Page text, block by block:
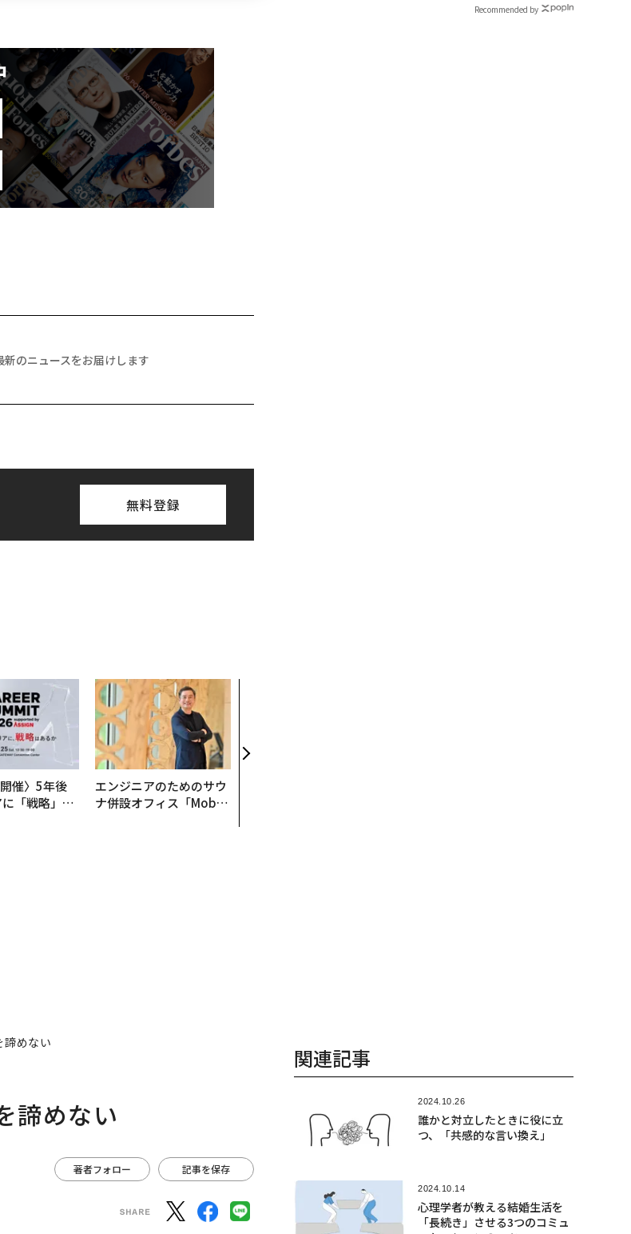
のニュースをお届けします
無料登録
催〉5年後
「戦略」は
エンジニアのためのサウ
ナ併設オフィス「Mobiu
×PwC】
Recommended by
諦めない
諦めない
著者フォロー 記事を保存
関連記事
2024.10.26
誰かと対立したときに役に立
つ、「共感的な言い換え」
2024.10.14
心理学者が教える結婚生活を
「長続き」させる3つのコミュ